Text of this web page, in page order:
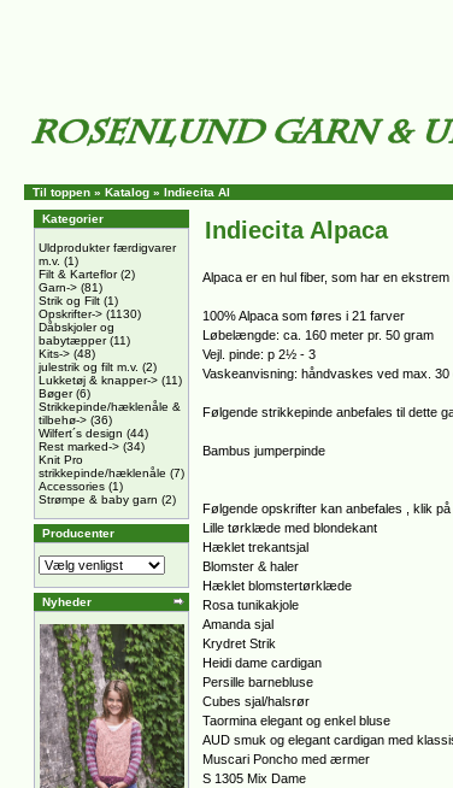
Til toppen » Katalog » Indiecita Al
Kategorier
Uldprodukter færdigvarer
m.v. (1)
Filt & Karteflor(2)
Garn-> (81)
Strik og Filt (1)
Opskrifter-> (1130)
Dåbskjoler og
babytæpper(11)
Kits-> (48)
julestrik og filt m.v. (2)
Lukketøj & knapper-> (11)
Bøger(6)
Strikkepinde/hæklenåle &
tilbehø-> (36)
Wilfert´s design (44)
Rest marked-> (34)
Knit Pro
strikkepinde/hæklenåle (7)
Accessories (1)
Strømpe & baby garn (2)
Producenter
Nyheder
Indiecita Alpaca
Alpaca er en hul fiber, som har en
100% Alpaca som føres i 21 farver
Løbelængde: ca. 160 meter pr. 50 gram
Vejl. pinde: p 2½ - 3
Vaskeanvisning: håndvaskes ved max. 30
Følgende strikkepinde anbefales til dette
Bambus jumperpinde
Følgende opskrifter kan anbefales , klik
Lille tørklæde med blondekant
Hæklet trekantsjal
Blomster & haler
Hæklet blomstertørklæde
Rosa tunikakjole
Amanda sjal
Krydret Strik
Heidi dame cardigan
Persille barnebluse
Cubes sjal/halsrør
Taormina elegant og enkel bluse
AUD smuk og elegant cardigan med
Muscari Poncho med ærmer
S 1305 Mix Dame